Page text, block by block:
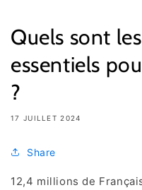
Quels sont
essentiels
?
17 JUILLET 2024
Share
12,4 millions de